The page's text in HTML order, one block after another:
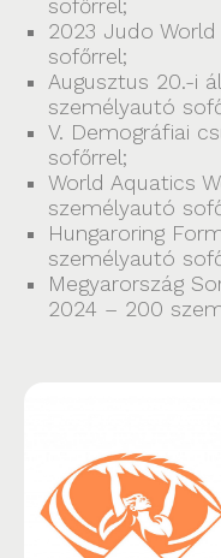
sofőrrel;
2023 Judo
sofőrrel;
Augusztus 20.-i
személyautó
V. Demográfiai
sofőrrel;
World Aquatics
személyautó
Hungaroring
személyautó
Megyarország
2024 – 200